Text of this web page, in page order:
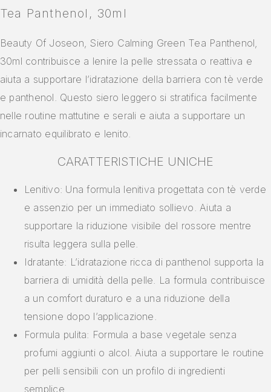
Tea Panthenol, 30ml
Beauty Of Joseon, Siero Calming Green Tea Panthenol,
30ml contribuisce a lenire la pelle stressata o reattiva e
aiuta a supportare l’idratazione della barriera con tè verde
e panthenol. Questo siero leggero si stratifica facilmente
nelle routine mattutine e serali e aiuta a supportare un
incarnato equilibrato e lenito.
CARATTERISTICHE UNICHE
Lenitivo: Una formula lenitiva progettata con tè verde
e assenzio per un immediato sollievo. Aiuta a
supportare la riduzione visibile del rossore mentre
risulta leggera sulla pelle.
Idratante: L’idratazione ricca di panthenol supporta la
barriera di umidità della pelle. La formula contribuisce
a un comfort duraturo e a una riduzione della
tensione dopo l’applicazione.
Formula pulita: Formula a base vegetale senza
profumi aggiunti o alcol. Aiuta a supportare le routine
per pelli sensibili con un profilo di ingredienti
semplice.